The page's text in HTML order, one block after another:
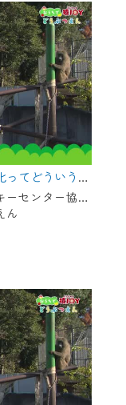
おうちで猿ジョイどうぶつえん～進化ってどういうこと？～（2025年3月16日初回放送）
世界屈指のサル類動物園・日本モンキーセンター協力の親子で学べる動物番組。
ん
マイ
となりま
くお願い
MyIDが必
むCCNetの
IDです。
アドレス
ールアドレ
の新規登
引き続き